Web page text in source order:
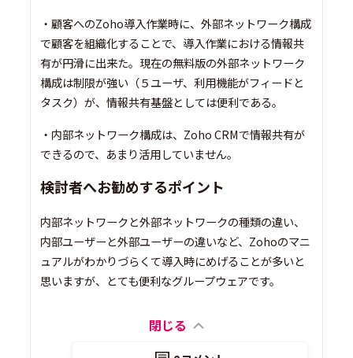
・顧客へのZoho導入作業時に、外部ネットワーク構成
で顧客を組織化することで、導入作業における情報共
有が円滑に出来た。現在の無料版の外部ネットワーク
構成は制限が強い（５ユーザ、利用機能がフィードと
タスク）が、情報共有基盤としては便利である。
・内部ネットワーク構成は、Zoho CRMで情報共有が
できるので、あまり活用していません。
検討者へお勧めするポイント
内部ネットワークと外部ネットワークの種類の違い、
内部ユーザーと外部ユーザーの違いなど、Zohoのマニ
ュアルがわかりづらくて導入時にめげることが多いと
思いますが、とても便利なグループウェアです。
閉じる